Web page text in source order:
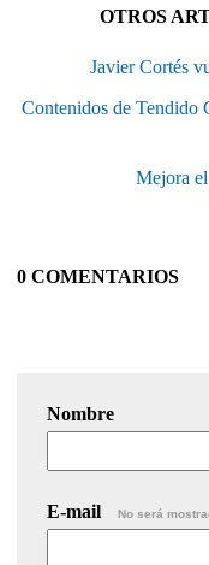
OTROS
Javier Cortés
Contenidos de Tendido
Mejora
0 COMENTARIOS
Nombre
E-mail No será